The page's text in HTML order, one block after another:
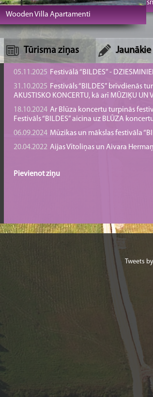
Wooden Villa Apartamenti
SPA Hotel
Tūrisma ziņas
05.11.2025 Festivālā “BILDES” -
31.10.2025 Festivāls “BILDES” brīvdienās
AKUSTISKO KONCERTU, kā arī MŪZIĶU UN
18.10.2024 Ar Blūza koncertu turpinās
Festivāls “BILDES” aicina uz BLŪZA
06.09.2024 Mūzikas un mākslas festivāla
20.04.2022 Aijas Vītoliņas un Aivara
Pievienot ziņu
Tweets